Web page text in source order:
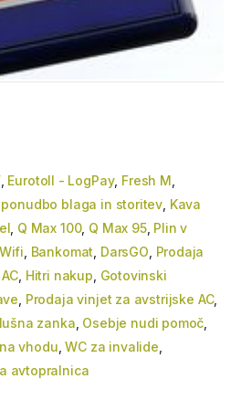
, Eurotoll - LogPay, Fresh M
blaga in storitev Kava
Q Max 100, Q Max 95, Plin v
Wifi Bankomat DarsGO Prodaja
Hitri nakup Gotovinski
Prodaja vinjet za avstrijske AC,
zanka Osebje nudi pomoč
vhodu ,WC za invalide
avtopralnica